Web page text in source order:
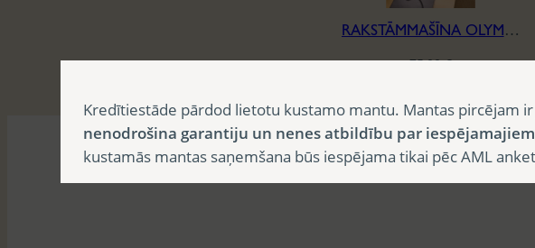
RAKSTĀMMAŠĪNA OLYMPIA (RU) RETRO
75,00€
Kredītiestāde pārdod lietotu kustamo mantu. Mantas pircējam
nenodrošina garantiju un nenes atbildību par
kustamās mantas saņemšana būs iespējama tikai pēc AML